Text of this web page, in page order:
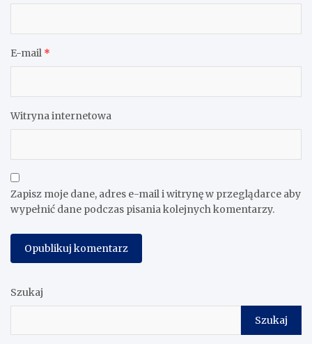
E-mail *
Witryna internetowa
Zapisz moje dane, adres e-mail i witrynę w przeglądarce aby
wypełnić dane podczas pisania kolejnych komentarzy.
Szukaj
Szukaj